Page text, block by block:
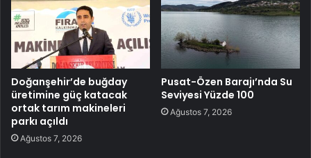
Doğanşehir’de buğday
üretimine güç katacak
ortak tarım makineleri
parkı açıldı
Ağustos 7, 2026
Pusat-Özen Barajı’nda Su
Seviyesi Yüzde 100
Ağustos 7, 2026